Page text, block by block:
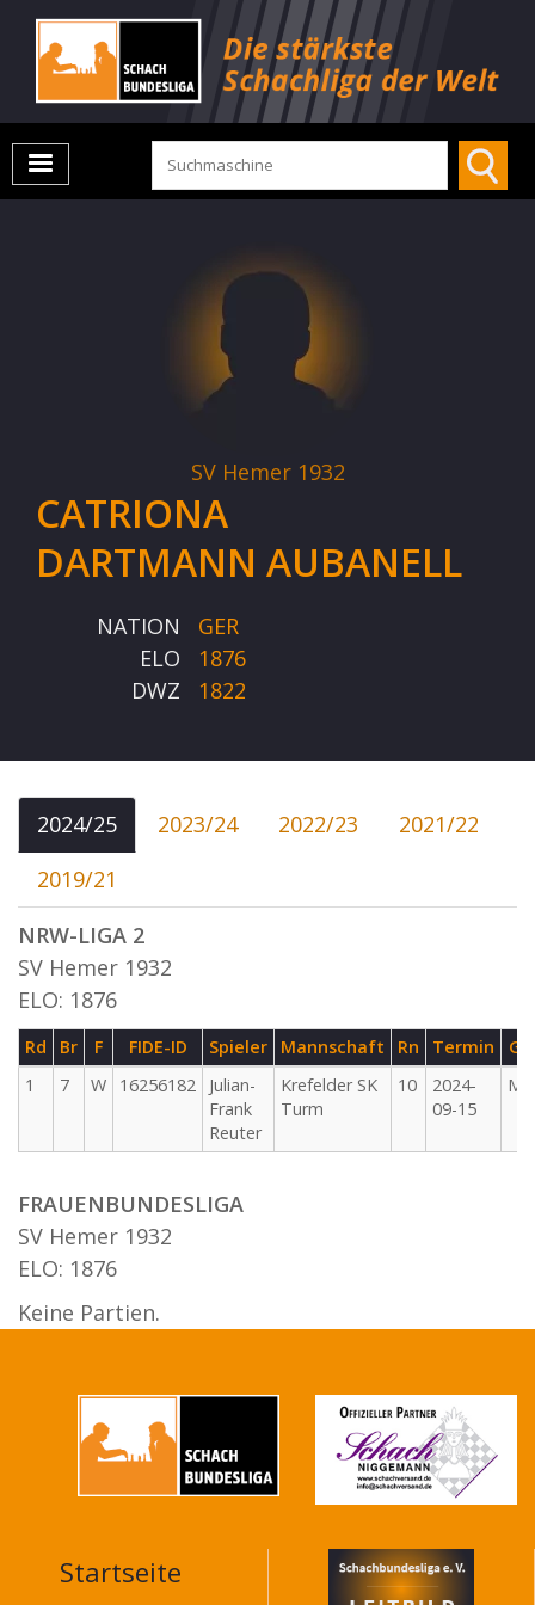
SV Hemer 1932
CATRIONA
DARTMANN AUBANELL
NATION
GER
ELO
1876
DWZ
1822
2024/25 2023/24 2022/23
2021/22
2019/21
NRW-LIGA 2
SV Hemer 1932
ELO: 1876
Rd Br F FIDE-ID Spieler Mannschaft Rn Termin
G
1
7 W 16256182
Julian-
Frank
Reuter
Krefelder SK
Turm
10
2024-
09-15
M
FRAUENBUNDESLIGA
SV Hemer 1932
ELO: 1876
Keine Partien.
MAIN
Startseite